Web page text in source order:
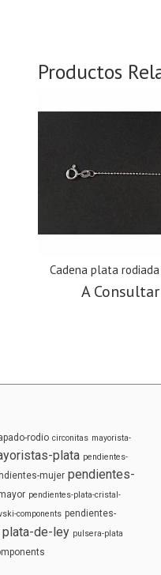
Productos
Cadena plata rodiada
A Consultar
rodio circonitas mayorista-
plata pendientes-
mujer pendientes-
pendientes-plata-cristal-
components pendientes-
plata-de-ley pulsera-plata